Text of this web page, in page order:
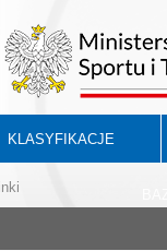
KLASYFIKACJE